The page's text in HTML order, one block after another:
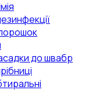
до швабр